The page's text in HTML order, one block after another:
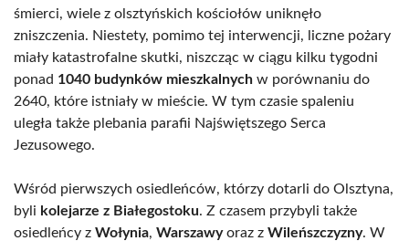
śmierci, wiele z olsztyńskich kościołów uniknęło
zniszczenia. Niestety, pomimo tej interwencji, liczne pożary
miały katastrofalne skutki, niszcząc w ciągu kilku tygodni
ponad 1040 budynków mieszkalnych w porównaniu do
2640, które istniały w mieście. W tym czasie spaleniu
uległa także plebania parafii Najświętszego Serca
Jezusowego.
Wśród pierwszych osiedleńców, którzy dotarli do Olsztyna,
byli kolejarze z Białegostoku. Z czasem przybyli także
osiedleńcy z Wołynia, Warszawyoraz z Wileńszczyzny. W